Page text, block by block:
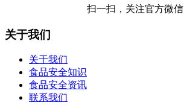
扫一扫，关注官方微信
关于我们
关于我们
食品安全知识
食品安全资讯
联系我们